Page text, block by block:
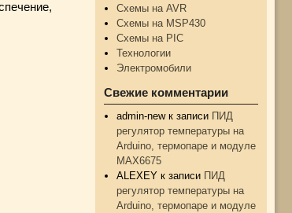
Схемы на AVR
Схемы на MSP430
Схемы на PIC
Технологии
Электромобили
Свежие комментарии
admin-newк записи ПИД
регулятор температуры на
Arduino, термопаре и модуле
MAX6675
ALEXEY к записи ПИД
регулятор температуры на
Arduino, термопаре и модуле